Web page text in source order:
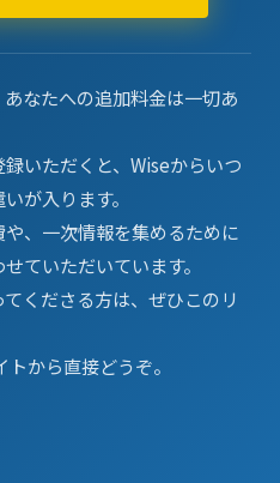
なたへの追加料金は一切あ
いただくと、Wiseからいつ
が入ります。
、一次情報を集めるために
ていただいています。
くださる方は、ぜひこのリ
から直接どうぞ。